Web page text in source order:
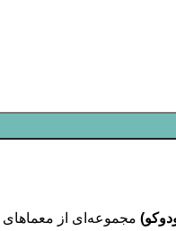
مجموعه‌ای از